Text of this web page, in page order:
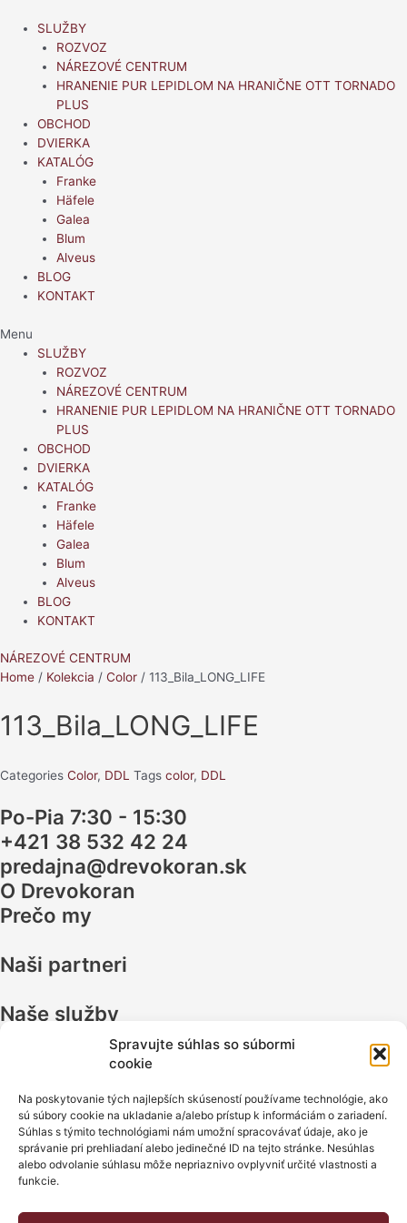
Spravujte súhlas so súbormi
cookie
Na poskytovanie tých najlepších skúseností používame technológie, ako
sú súbory cookie na ukladanie a/alebo prístup k informáciám o zariadení.
Súhlas s týmito technológiami nám umožní spracovávať údaje, ako je
správanie pri prehliadaní alebo jedinečné ID na tejto stránke. Nesúhlas
alebo odvolanie súhlasu môže nepriaznivo ovplyvniť určité vlastnosti a
funkcie.
SLUŽBY
ROZVOZ
NÁREZOVÉ CENTRUM
HRANENIE PUR LEPIDLOM NA HRANIČNE OTT TORNADO
PLUS
OBCHOD
DVIERKA
KATALÓG
Franke
Häfele
Galea
Blum
Alveus
BLOG
KONTAKT
Menu
SLUŽBY
ROZVOZ
NÁREZOVÉ CENTRUM
HRANENIE PUR LEPIDLOM NA HRANIČNE OTT TORNADO
PLUS
OBCHOD
DVIERKA
KATALÓG
Franke
Häfele
Galea
Blum
Alveus
BLOG
KONTAKT
NÁREZOVÉ CENTRUM
Home / Kolekcia / Color / 113_Bila_LONG_LIFE
113_Bila_LONG_LIFE
Categories Color, DDL Tags color, DDL
Po-Pia 7:30 - 15:30
+421 38 532 42 24
predajna@drevokoran.sk
O Drevokoran
Prečo my
Naši partneri
Naše služby
Odstúpenie spotrebiteľa od zmluvy
Reklamačný protokol
Reklamačný poriadok Pavel Koran - Drevo a nábytok
Obchodné podmienky
Kontakty